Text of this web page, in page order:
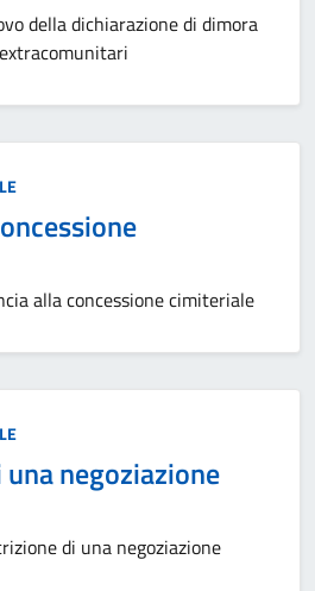
della dichiarazione di dimora
alla concessione cimiteriale
negoziazione
di una negoziazione